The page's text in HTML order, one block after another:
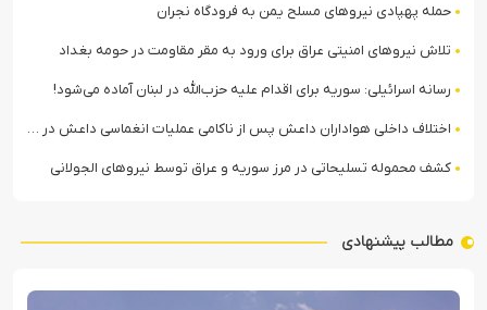
حمله پهپادی نیروهای مسلح یمن به فرودگاه نجران
تلاش نیروهای امنیتی عراق برای ورود به مقر مقاومت در حومه بغداد
رسانه اسرائیلی: سوریه برای اقدام علیه حزب‌الله در لبنان آماده می‌شود!
اختلاف داخلی هواداران داعش پس از ناکامی عملیات انغماسی داعش در رقه
کشف محموله تسلیحاتی در مرز سوریه و عراق توسط نیروهای الجولانی
مطالب پیشنهادی